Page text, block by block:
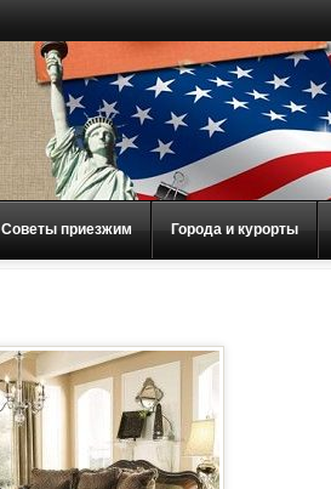
Советы приезжим Города и курорты